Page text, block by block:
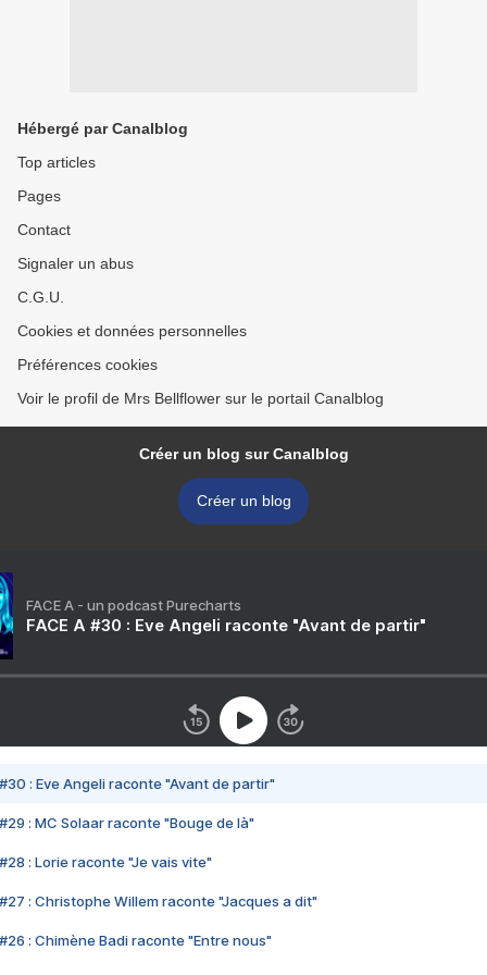
Hébergé par Canalblog
Top articles
Pages
Contact
Signaler un abus
C.G.U.
Cookies et données personnelles
Préférences cookies
Voir le profil de Mrs Bellflower sur le portail Canalblog
Créer un blog sur Canalblog
Créer un blog
FACE A - un podcast Purecharts
FACE A #30 : Eve Angeli raconte "Avant de partir"
#30 : Eve Angeli raconte "Avant de partir"
#29 : MC Solaar raconte "Bouge de là"
#28 : Lorie raconte "Je vais vite"
#27 : Christophe Willem raconte "Jacques a dit"
#26 : Chimène Badi raconte "Entre nous"